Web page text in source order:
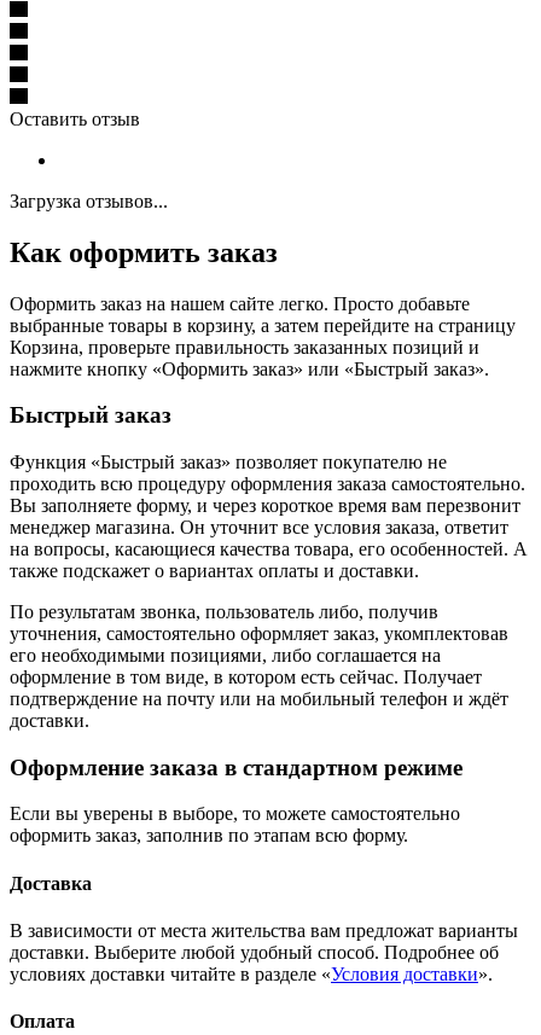
Оставить отзыв
Загрузка отзывов...
Как оформить заказ
Оформить заказ на нашем сайте легко. Просто добавьте
выбранные товары в корзину, а затем перейдите на страницу
Корзина, проверьте правильность заказанных позиций и
нажмите кнопку «Оформить заказ» или «Быстрый заказ».
Быстрый заказ
Функция «Быстрый заказ» позволяет покупателю не
проходить всю процедуру оформления заказа самостоятельно.
Вы заполняете форму, и через короткое время вам перезвонит
менеджер магазина. Он уточнит все условия заказа, ответит
на вопросы, касающиеся качества товара, его особенностей. А
также подскажет о вариантах оплаты и доставки.
По результатам звонка, пользователь либо, получив
уточнения, самостоятельно оформляет заказ, укомплектовав
его необходимыми позициями, либо соглашается на
оформление в том виде, в котором есть сейчас. Получает
подтверждение на почту или на мобильный телефон и ждёт
доставки.
Оформление заказа в стандартном режиме
Если вы уверены в выборе, то можете самостоятельно
оформить заказ, заполнив по этапам всю форму.
Доставка
В зависимости от места жительства вам предложат варианты
доставки. Выберите любой удобный способ. Подробнее об
условиях доставки читайте в разделе «Условия доставки».
Оплата